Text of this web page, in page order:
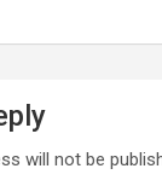
will not be